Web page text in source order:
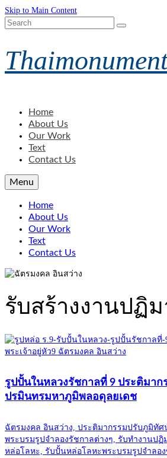
Skip to Main Content
Search
Home
About Us
Our Work
Text
Contact Us
Menu
Home
About Us
Our Work
Text
Contact Us
รับสร้างงานปฏิม
รูปปั้นในหลวงรัชกาลที่ 9 ประติมาก
ปรมินทรมหาภูมิพลอดุลยเดช
ฉัตรมงคล อินสว่าง, ประติมากรรมปรับภูมิทั
พระบรมรูปจำลองรัชกาลต่างๆ, รับทำงานป
หล่อโลหะ, รับปั้นหล่อโลหะพระบรมรูปจำลอ